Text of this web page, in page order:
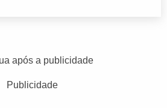
após a publicidade
Publicidade